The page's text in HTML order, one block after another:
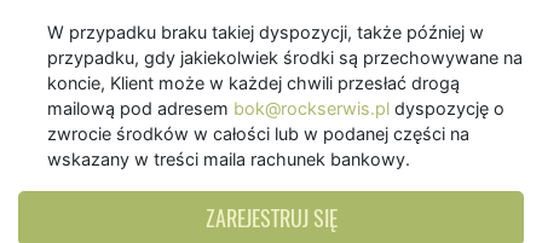
W przypadku braku takiej dyspozycji, także później w
przypadku, gdy jakiekolwiek środki są przechowywane na
koncie, Klient może w każdej chwili przesłać drogą
mailową pod adresem bok@rockserwis.pl dyspozycję o
zwrocie środków w całości lub w podanej części na
wskazany w treści maila rachunek bankowy.
ZAREJESTRUJ SIĘ